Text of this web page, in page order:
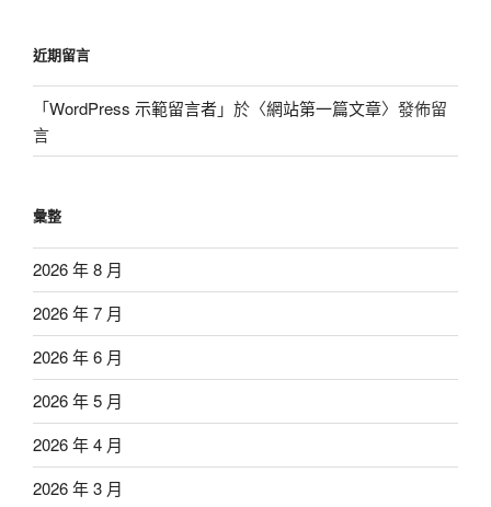
近期留言
「WordPress 示範留言者」於〈網站第一篇文章〉發佈留
言
彙整
2026 年 8 月
2026 年 7 月
2026 年 6 月
2026 年 5 月
2026 年 4 月
2026 年 3 月